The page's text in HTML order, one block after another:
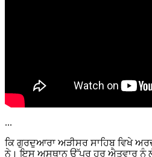
...
ਕਿ ਗੁਰਦੁਆਰਾ ਅੜੀਸਰ ਸਾਹਿਬ ਵਿਖੇ
ਨੇ। ਇਸ ਅਸਥਾਨ ਉੱਪਰ ਹਰ ਐਤਵਾਰ ਨੂੰ